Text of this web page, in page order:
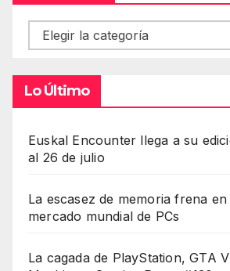
Contenidos
Lo Último
Euskal Encounter llega a su
al 26 de julio
La escasez de memoria frena
mercado mundial de PCs
La cagada de PlayStation, GTA